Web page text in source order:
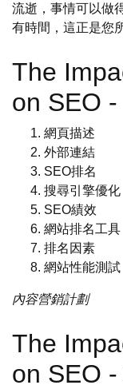
流逝，事情可以做
有時間，這正是您
The
on SEO
網頁描述
外部連結
SEO排名
搜尋引擎優化
SEO績效
網站排名工具
排名因素
網站性能測試
內容營銷計劃
The
on SEO